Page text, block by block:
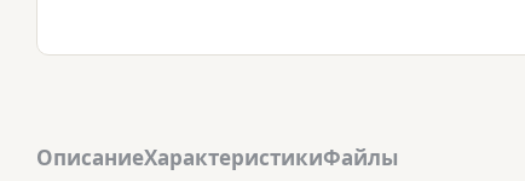
ОписаниеХарактеристикиФайлы